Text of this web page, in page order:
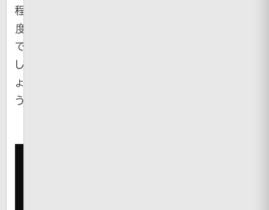
程
度
で
し
ょ
う。